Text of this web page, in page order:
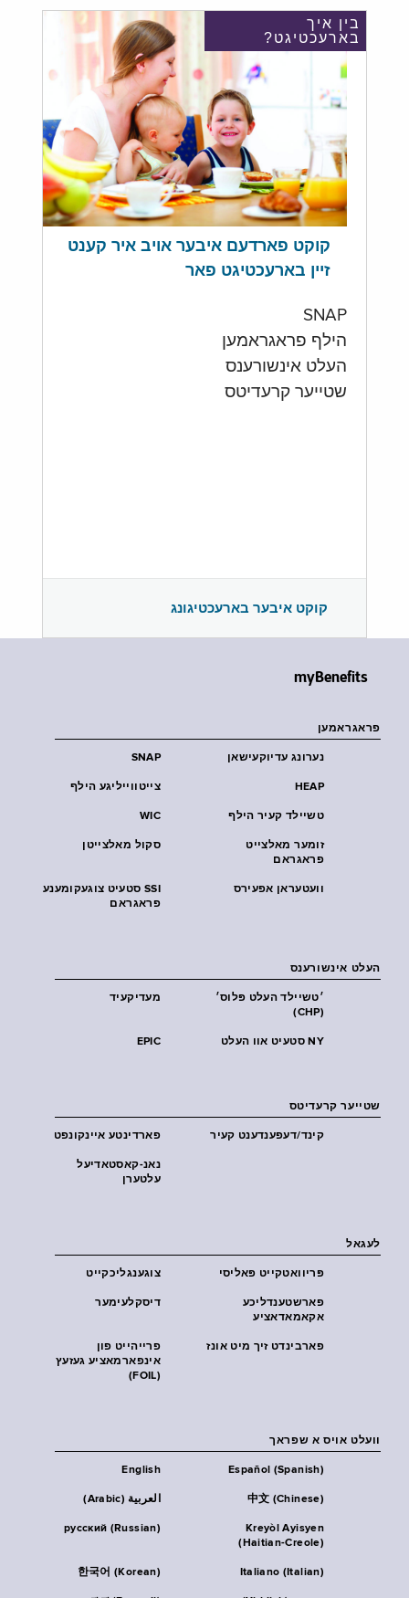
בין איך
בארעכטיגט?
קוקט פארדעם איבער אויב איר קענט
זיין בארעכטיגט פאר
SNAP
הילף פראגראמען
העלט אינשורענס
שטייער קרעדיטס
קוקט איבער בארעכטיגונג
myBenefits
פראגראמען
SNAP נערונג עדיוקעישאן
צייטווייליגע הילף HEAP
WIC טשיילד קעיר הילף
סקול מאלצייטן
זומער מאלצייט
פראגראם
SSI סטעיט צוגעקומענע
פראגראם
וועטעראן אפעירס
העלט אינשורענס
מעדיקעיד
׳טשיילד העלט פּלוס׳
(CHP)
EPIC NY סטעיט אוו העלט
שטייער קרעדיטס
פארדינטע איינקונפט קינד/דעפענדענט קעיר
נאנ-קאסטאדיעל
עלטערן
לעגאל
צוגענגליכקייט פּריוואטקייט פּאליסי
דיסקלעימער
פארשטענדליכע
אקאמאדאציע
פרייהייט פון
אינפארמאציע געזעץ
(FOIL)
פארבינדט זיך מיט אונז
וועלט אויס א שפראך
English Español (Spanish)
العربية (Arabic) 中文 (Chinese)
русский (Russian)
Kreyòl Ayisyen
(Haitian-Creole)
한국어 (Korean) Italiano (Italian)